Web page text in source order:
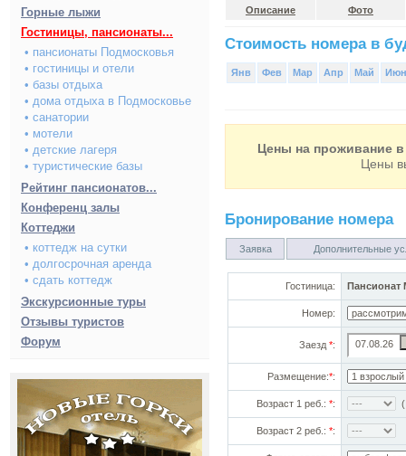
Горные лыжи
Гостиницы, пансионаты...
• пансионаты Подмосковья
• гостиницы и отели
• базы отдыха
• дома отдыха в Подмосковье
• санатории
• мотели
• детские лагеря
• туристические базы
Рейтинг пансионатов...
Конференц залы
Коттеджи
• коттедж на сутки
• долгосрочная аренда
• сдать коттедж
Экскурсионные туры
Отзывы туристов
Форум
Описание Фото
Стоимость номера в
Янв Фев Мар Апр Май Июн
Цены на проживание в
Цены
Бронирование номера
Заявка Дополнительные
Гостиница: Пансионат
Номер:
Заезд *:
Размещение:*:
Возраст 1 реб.: *:
Возраст 2 реб.: *: